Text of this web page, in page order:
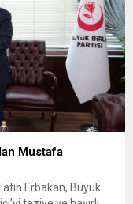
Mustafa
Erbakan, Büyük